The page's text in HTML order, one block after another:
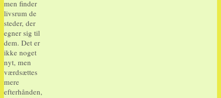
men finder
livsrum de
steder, der
egner sig til
dem. Det er
ikke noget
nyt, men
værdsættes
mere
efterhånden,